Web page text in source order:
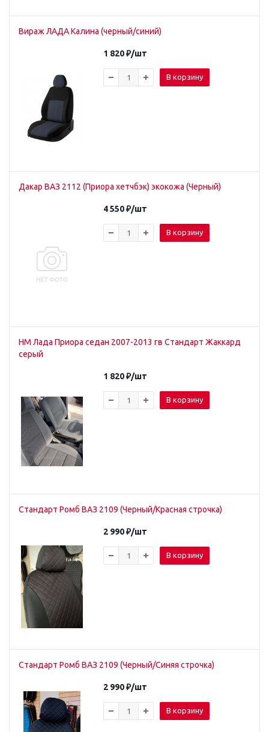
Вираж ЛАДА Калина (черный/синий)
1 820₽/шт
В корзину
Дакар ВАЗ 2112 (Приора хетчбэк) экокожа (Черный)
4 550₽/шт
В корзину
НМ Лада Приора седан 2007-2013 гв Стандарт Жаккард
серый
1 820₽/шт
В корзину
Стандарт Ромб ВАЗ 2109 (Черный/Красная строчка)
2 990₽/шт
В корзину
Стандарт Ромб ВАЗ 2109 (Черный/Синяя строчка)
2 990₽/шт
В корзину